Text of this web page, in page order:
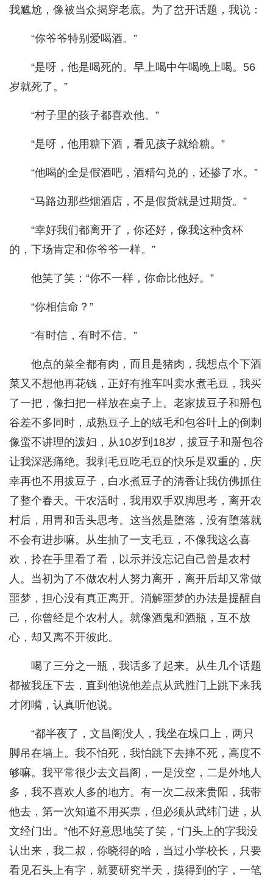
我尴尬，像被当众揭穿老底。为了岔开话题，我说：
“你爷爷特别爱喝酒。”
“是呀，他是喝死的。早上喝中午喝晚上喝。56
岁就死了。”
“村子里的孩子都喜欢他。”
“是呀，他用糖下酒，看见孩子就给糖。”
“他喝的全是假酒吧，酒精勾兑的，还掺了水。”
“马路边那些烟酒店，不是假货就是过期货。”
“幸好我们都离开了，你还好，像我这种贪杯
的，下场肯定和你爷爷一样。”
他笑了笑：“你不一样，你命比他好。”
“你相信命？”
“有时信，有时不信。”
他点的菜全都有肉，而且是猪肉，我想点个下酒
菜又不想他再花钱，正好有推车叫卖水煮毛豆，我买
了一把，像扫把一样放在桌子上。老家拔豆子和掰包
谷差不多同时，成熟豆子上的绒毛和包谷叶上的倒刺
像蛮不讲理的泼妇，从10岁到18岁，拔豆子和掰包谷
让我深恶痛绝。我剥毛豆吃毛豆的快乐是双重的，庆
幸再也不用拔豆子，白水煮豆子的清香让我仿佛抓住
了整个春天。干农活时，我用双手双脚思考，离开农
村后，用胃和舌头思考。这当然是堕落，没有堕落就
不会有进步嘛。从生抽了一支毛豆，不像我这么喜
欢，拎在手里看了看，以示并没忘记自己曾是农村
人。当初为了不做农村人努力离开，离开后却又常做
噩梦，担心没有真正离开。消解噩梦的办法是提醒自
己，你曾经是个农村人。就像酒鬼和酒瓶，互不放
心，却又离不开彼此。
喝了三分之一瓶，我话多了起来。从生几个话题
都被我压下去，直到他说他差点从武胜门上跳下来我
才闭嘴，认真听他说。
“都半夜了，文昌阁没人，我坐在垛口上，两只
脚吊在墙上。我不怕死，我怕跳下去摔不死，高度不
够嘛。我平常很少去文昌阁，一是没空，二是外地人
多，我不喜欢人多的地方。有一次二叔来贵阳，我带
他去，第一次知道不用买票，但必须从武纬门进，从
文经门出。”他不好意思地笑了笑，“门头上的字我没
认出来，我二叔，你晓得的哈，当过小学校长，只要
看见石头上有字，就要研究半天，摸得到的字，一笔